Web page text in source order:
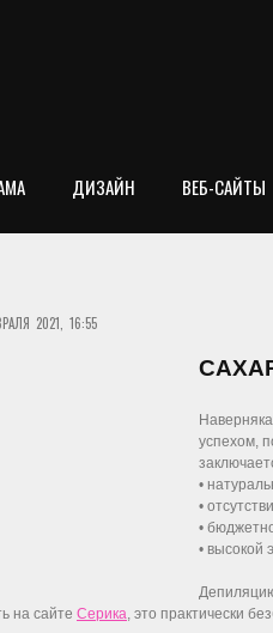
ДИЗАЙН ВЕБ-САЙТЫ
2021, 16:55
успехом,
•
•
•
• высокой
на сайте Серика, это практически